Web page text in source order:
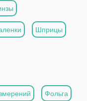
Шприцы
Фольга